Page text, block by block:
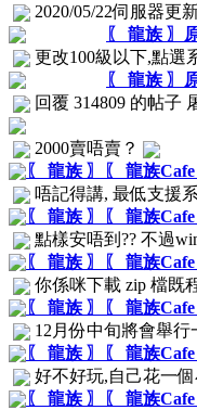
2020/05/22伺服器更
〖 龍族 〗
更改100級以下,點選
〖 龍族 〗
回覆 314809 的帖子
2000賣唔賣？
〖 龍族 〗〖 龍族
唔記得講, 最低支援
〖 龍族 〗〖 龍族
點樣安唔到?? 不過
〖 龍族 〗〖 龍族
你係咪下載 zip 檔既
〖 龍族 〗〖 龍族
12月份中旬將會舉行
〖 龍族 〗〖 龍族
好不好玩,自己花一
〖 龍族 〗〖 龍族